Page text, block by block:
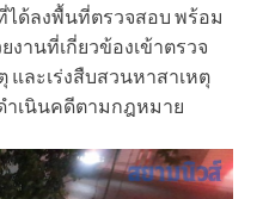
ได้ลงพื้นที่ตรวจสอบ พร้อม
านที่เกี่ยวข้องเข้าตรวจ
และเร่งสืบสวนหาสาเหตุ
ำเนินคดีตามกฎหมาย